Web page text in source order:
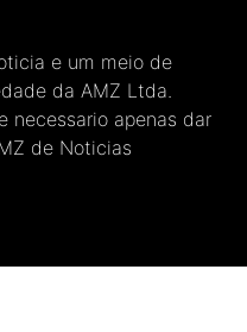
e um meio de
da AMZ Ltda.
necessario apenas dar
de Noticias